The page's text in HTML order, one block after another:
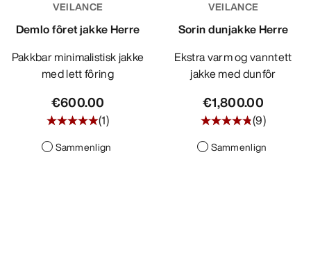
OPPDAG
VEILANCE
Demlo fôret jakke Herre
Pakkbar minimalistisk jakke
med lett fôring
€600.00
(1)
Sammenlign
VEILANCE
Sorin dunjakke Herre
Ekstra varm og vanntett
jakke med dunfôr
€1,800.00
(9)
Sammenlign